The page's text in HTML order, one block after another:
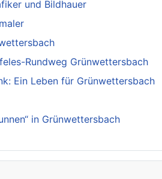
und Bildhauer
Rundweg Grünwettersbach
Ein Leben für Grünwettersbach
in Grünwettersbach